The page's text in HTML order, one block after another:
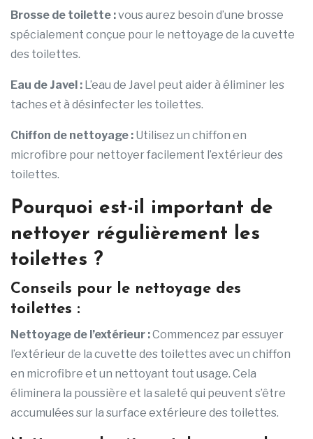
Brosse de toilette :vous aurez besoin d’une brosse
spécialement conçue pour le nettoyage de la cuvette
des toilettes.
Eau de Javel : L’eau de Javel peut aider à éliminer les
taches et à désinfecter les toilettes.
Chiffon de nettoyage : Utilisez un chiffon en
microfibre pour nettoyer facilement l’extérieur des
toilettes.
Pourquoi est-il important de
nettoyer régulièrement les
toilettes ?
Conseils pour le nettoyage des
toilettes :
Nettoyage de l’extérieur :Commencez par essuyer
l’extérieur de la cuvette des toilettes avec un chiffon
en microfibre et un nettoyant tout usage. Cela
éliminera la poussière et la saleté qui peuvent s’être
accumulées sur la surface extérieure des toilettes.